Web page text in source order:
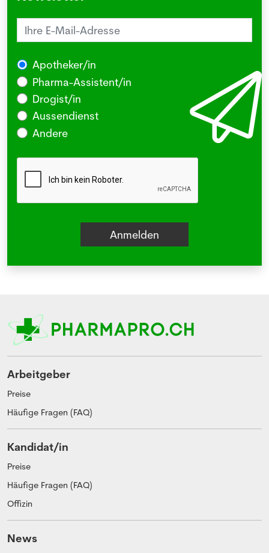
Apotheker/in
Pharma-Assistent/in
Drogist/in
Aussendienst
Andere
Arbeitgeber
Preise
Häufige Fragen (FAQ)
Kandidat/in
Preise
Häufige Fragen (FAQ)
Offizin
News